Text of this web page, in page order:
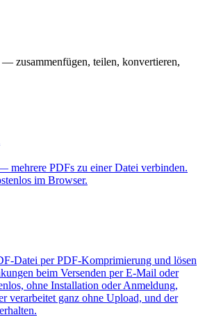
zusammenfügen, teilen, konvertieren,
mehrere PDFs zu einer Datei verbinden.
im Browser.
Datei per PDF-Komprimierung und lösen
beim Versenden per E-Mail oder
ohne Installation oder Anmeldung,
verarbeitet ganz ohne Upload, und der